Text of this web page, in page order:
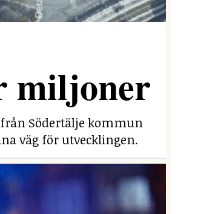
miljoner
Södertälje kommun
väg för utvecklingen.